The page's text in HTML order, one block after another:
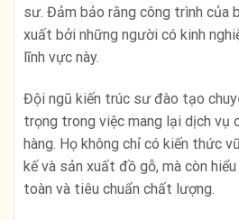
sư. Đảm bảo rằng công trình của
xuất bởi những người có kinh
lĩnh vực này.
Đội ngũ kiến trúc sư đào tạo
trọng trong việc mang lại dịch vụ
hàng. Họ không chỉ có kiến thức
kế và sản xuất đồ gỗ, mà còn
toàn và tiêu chuẩn chất lượng.